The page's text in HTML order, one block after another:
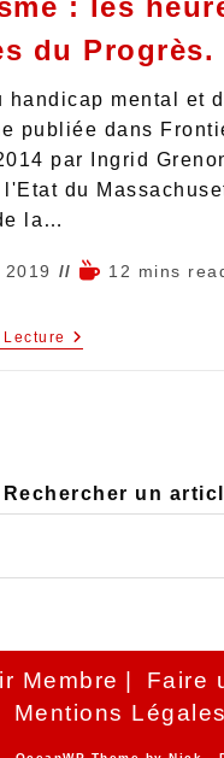
du Progrès.
handicap mental et
publiée dans
par Ingrid
l'Etat du
la…
12 mins
Rechercher un
Membre
Faire
Mentions Légales